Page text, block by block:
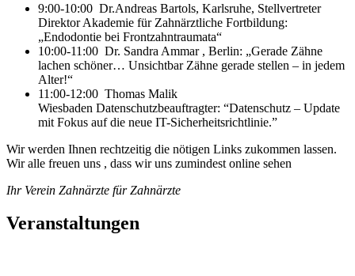
9:00-10:00 Dr.Andreas Bartols, Karlsruhe, Stellvertreter
Direktor Akademie für Zahnärztliche Fortbildung:
„Endodontie bei Frontzahntraumata“
10:00-11:00 Dr. Sandra Ammar , Berlin: „Gerade Zähne
lachen schöner… Unsichtbar Zähne gerade stellen – in jedem
Alter!“
11:00-12:00 Thomas Malik
Wiesbaden Datenschutzbeauftragter: “Datenschutz – Update
mit Fokus auf die neue IT-Sicherheitsrichtlinie.”
Wir werden Ihnen rechtzeitig die nötigen Links zukommen lassen.
Wir alle freuen uns , dass wir uns zumindest online sehen
Ihr Verein Zahnärzte für Zahnärzte
Veranstaltungen